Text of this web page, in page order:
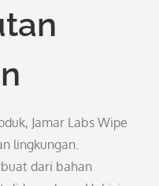
Jamar Labs Wipe
lingkungan.
dari bahan